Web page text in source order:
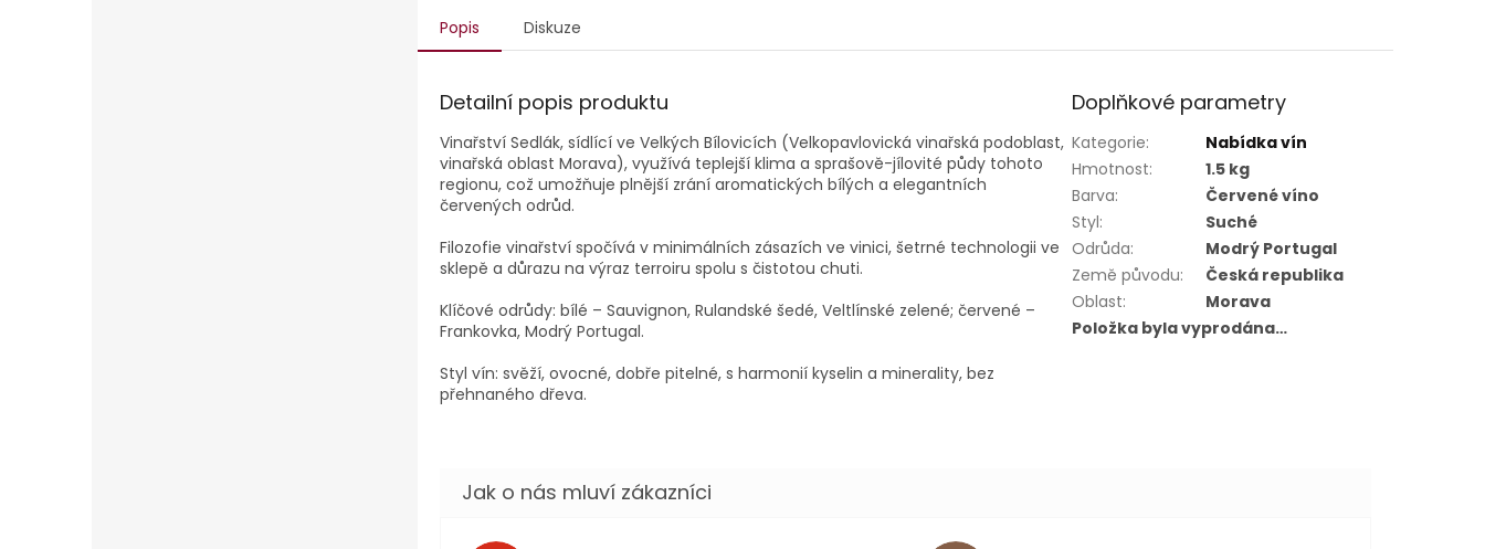
ovocně zemité, opět
tóny...
Popis
Diskuze
Detailní popis produktu
Vinařství Sedlák, sídlící ve Velkých Bílovicích (Velkopavlovická vinařská podoblast,
vinařská oblast Morava), využívá teplejší klima a sprašově-jílovité půdy tohoto
regionu, což umožňuje plnější zrání aromatických bílých a elegantních
červených odrůd.
Filozofie vinařství spočívá v minimálních zásazích ve vinici, šetrné technologii ve
sklepě a důrazu na výraz terroiru spolu s čistotou chuti.
Klíčové odrůdy: bílé – Sauvignon, Rulandské šedé, Veltlínské zelené; červené –
Frankovka, Modrý Portugal.
Styl vín: svěží, ovocné, dobře pitelné, s harmonií kyselin a minerality, bez
přehnaného dřeva.
Doplňkové parametry
Kategorie:
Nabídka vín
Hmotnost:
1.5 kg
Barva:
Červené víno
Styl:
Suché
Odrůda:
Modrý Portugal
Země původu:
Česká republika
Oblast:
Morava
Položka byla vyprodána…